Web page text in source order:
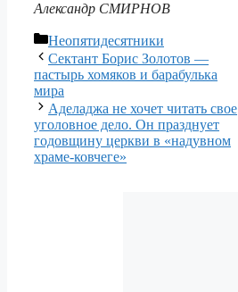
Александр СМИРНОВ
Рубрики
Неопятидесятники
Сектант Борис Золотов —
пастырь хомяков и барабулька
мира
Аделаджа не хочет читать свое
уголовное дело. Он празднует
годовщину церкви в «надувном
храме-ковчеге»